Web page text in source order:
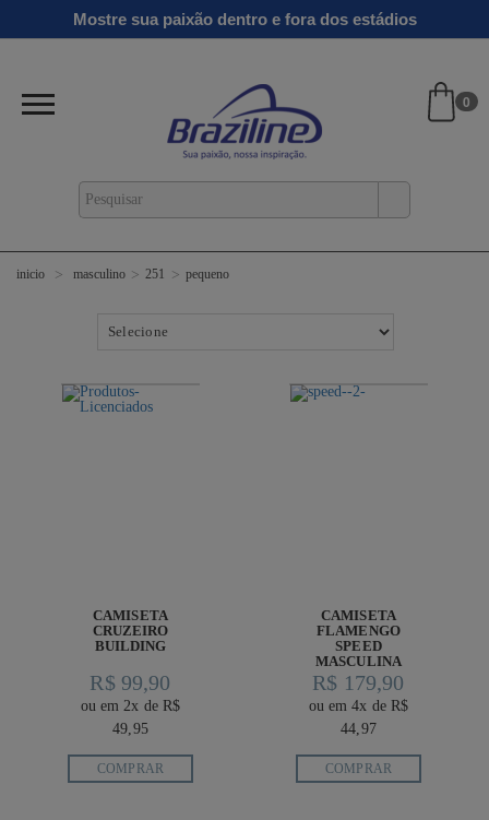
Mostre sua paixão dentro e fora dos estádios
0
inicio masculino 251 pequeno
CAMISETA
CRUZEIRO
BUILDING
R$ 99,90
ou em 2x de R$
49,95
COMPRAR
CAMISETA
FLAMENGO
SPEED
MASCULINA
R$ 179,90
ou em 4x de R$
44,97
COMPRAR